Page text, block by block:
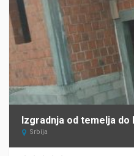
Izgradnja od temelja do
Srbija